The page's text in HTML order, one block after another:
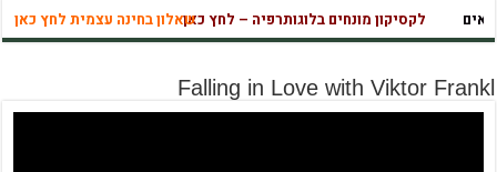
לקסיקון מונחים בלוגותרפיה – לחץ כאןשאלון בחינה עצמית לחץ כאן
מהי אהבה
Falling in Love with Viktor Frankl